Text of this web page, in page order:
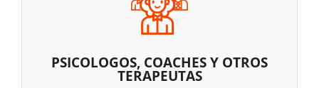
PSICOLOGOS, COACHES Y OTROS
TERAPEUTAS